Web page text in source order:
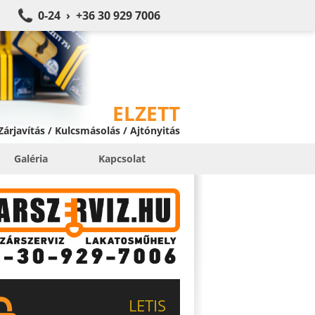
0-24 › +36 30 929 7006
ELZETT
/ Kulcsmásolás / Ajtónyitás
Galéria Kapcsolat
LETIS